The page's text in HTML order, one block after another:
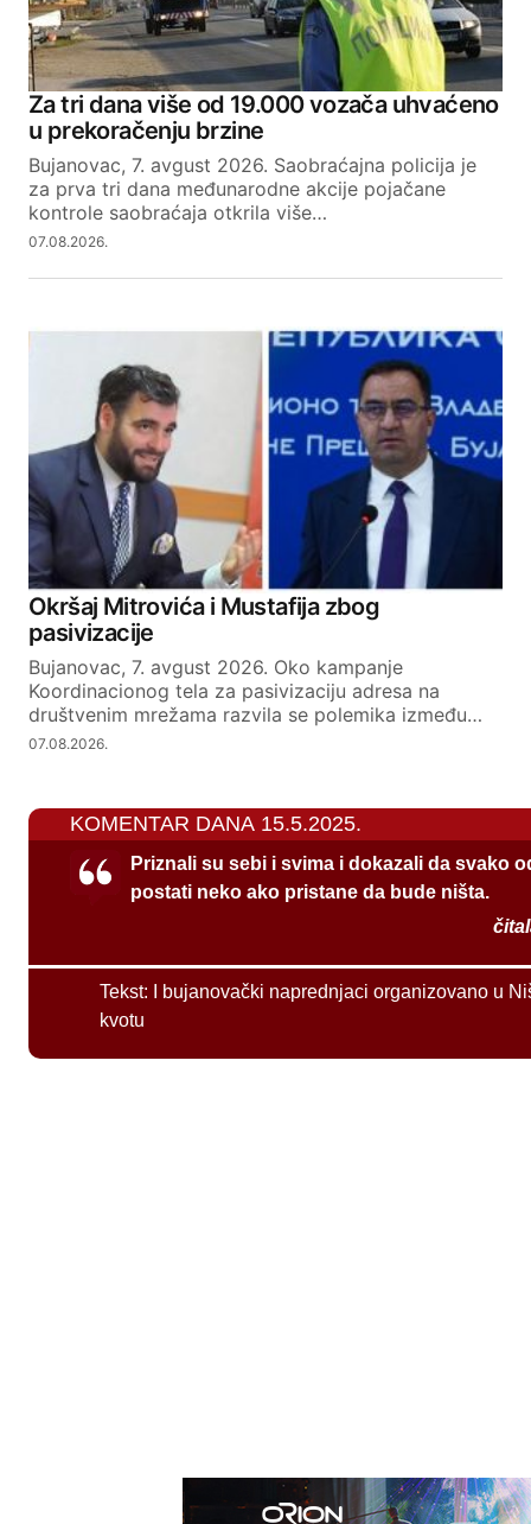
Za tri dana više od 19.000 vozača uhvaćeno
u prekoračenju brzine
Bujanovac, 7. avgust 2026. Saobraćajna policija je
za prva tri dana međunarodne akcije pojačane
kontrole saobraćaja otkrila više…
07.08.2026.
Okršaj Mitrovića i Mustafija zbog
pasivizacije
Bujanovac, 7. avgust 2026. Oko kampanje
Koordinacionog tela za pasivizaciju adresa na
društvenim mrežama razvila se polemika između…
07.08.2026.
KOMENTAR DANA 15.5.2025.
Priznali su sebi i svima i dokazali da svako
postati neko ako pristane da bude ništa.
Tekst:
I bujanovački naprednjaci organizovano u
kvotu